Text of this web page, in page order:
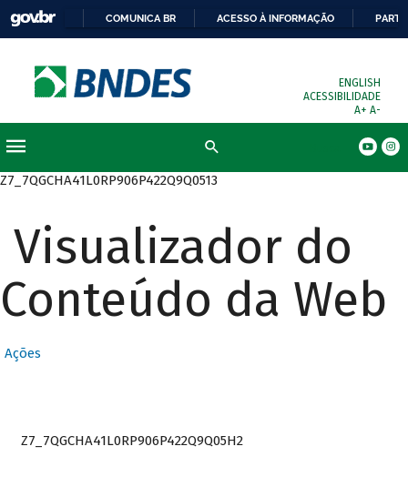
COMUNICA BR ACESSO À INFORMAÇÃO
ENGLISH
ACESSIBILIDADE
A+ A-
Z7_7QGCHA41L0RP906P422Q9Q0513
Visualizador do
Conteúdo da Web
Ações
Z7_7QGCHA41L0RP906P422Q9Q05H2